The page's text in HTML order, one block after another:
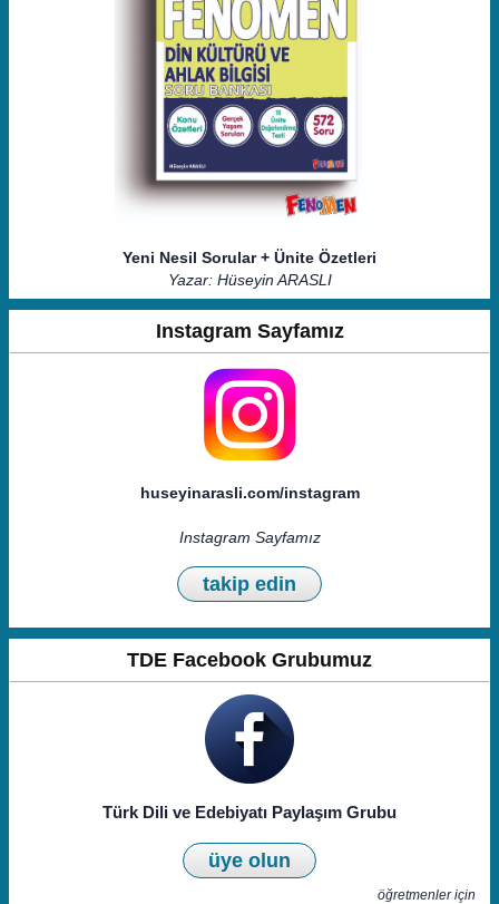
Yeni Nesil Sorular + Ünite Özetleri
Yazar: Hüseyin ARASLI
Instagram Sayfamız
huseyinarasli.com/instagram
Instagram Sayfamız
takip edin
TDE Facebook Grubumuz
Türk Dili ve Edebiyatı Paylaşım Grubu
üye olun
öğretmenler için